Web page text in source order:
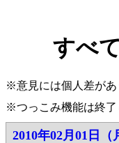
すべ
※意見には個人差があ
※つっこみ機能は終了
2010年02月01日（